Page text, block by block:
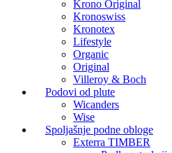
Krono Original
Kronoswiss
Kronotex
Lifestyle
Organic
Original
Villeroy & Boch
Podovi od plute
Wicanders
Wise
Spoljašnje podne obloge
Exterra TIMBER